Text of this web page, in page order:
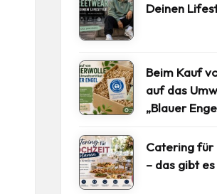
Deinen
Beim Kauf
auf das
„Blauer
Catering für
– das gibt